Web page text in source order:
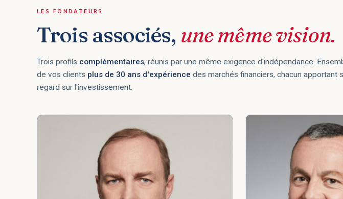
LES FONDATEURS
Trois associés, une même vision.
Trois profils complémentaires, réunis par une même exigence d'indépendance.
de vos clients plus de 30 ans d'expérience des marchés financiers, chacun apportant
regard sur l'investissement.